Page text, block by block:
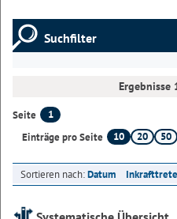
Suchfilter
Ergebnisse
Seite
1
Einträge pro Seite
10 20 50
Sortieren nach:Datum